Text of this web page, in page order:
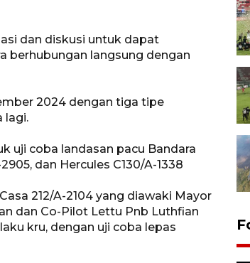
dan diskusi untuk dapat
berhubungan langsung dengan
2024 dengan tiga tipe
lagi.
uji coba landasan pacu Bandara
dan Hercules C130/A-1338
212/A-2104 yang diawaki Mayor
dan Co-Pilot Lettu Pnb Luthfian
kru, dengan uji coba lepas